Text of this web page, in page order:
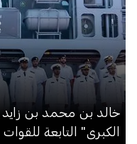
خالد بن محمد بن
الكبرى" التابعة للقوات